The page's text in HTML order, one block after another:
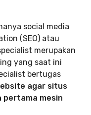
social media
(SEO) atau
merupakan
yang saat ini
bertugas
agar situs
pertama mesin